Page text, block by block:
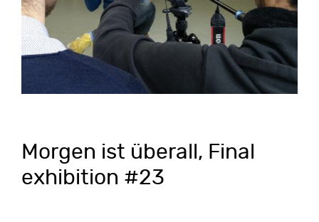
Morgen ist überall, Final
exhibition #23